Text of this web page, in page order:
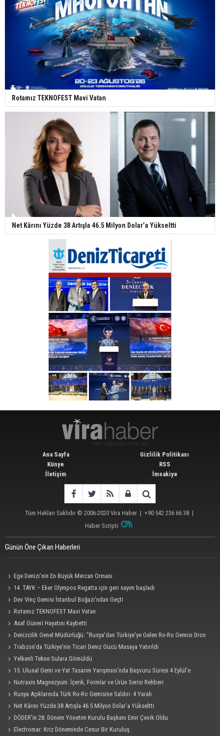
Rotamız TEKNOFEST Mavi Vatan
Net Kârını Yüzde 38 Artışla 46.5 Milyon Dolar’a Yükseltti
Ana Sayfa
Künye
İletişim
Gizlilik Politikası
RSS
İmsakiye
Tüm Hakları Saklıdır © 2006-2020 Vira Haber | +90 542 236 66 38 |
Haber Scripti
Günün Öne Çıkan Haberleri
Ege Denizi’nin En Büyük Mercan Ormanı
14. TAYK – Eker Olympos Regatta için geri sayım başladı
Dev Vinç Gemisi İstanbul Boğazı'ndan Geçti
Rotamız TEKNOFEST Mavi Vatan
Asaf Güneri Hayatını Kaybetti
Denizcilik Genel Müdürlüğü: "Rusya'dan Türkiye'ye Gelen Ro-Ro Gemisi Dron
Saldırısına Uğradı"
Trabzon'da Türkiye'nin Ticari Deniz Gücü Masaya Yatırıldı
Yelkenli Tekne Sulara Gömüldü
15. Ulusal Gemi ve Yat Tasarım Yarışması'nda Başvuru Süresi 4 Eylül'e
Uzatıldı
Nutraxin Magnezyum: İçerik, Formlar ve Ürün Serisi Rehberi
Rusya Açıklarında Türk Ro-Ro Gemisine Saldırı: 4 Yaralı
Net Kârını Yüzde 38 Artışla 46.5 Milyon Dolar’a Yükseltti
DÖDER'in 28. Dönem Yönetim Kurulu Başkanı Emir Çevik Oldu
Electromar: Kriz Döneminde Cesur Bir Kuruluş